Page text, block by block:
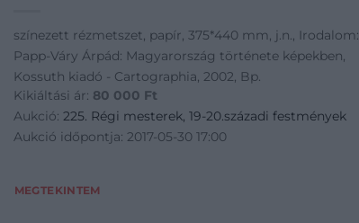
színezett rézmetszet, papír, 375*440 mm, j.n., Irodalom:
Papp-Váry Árpád: Magyarország története képekben,
Kossuth kiadó - Cartographia, 2002, Bp.
Kikiáltási ár: 80 000 Ft
Aukció: 225. Régi mesterek, 19-20.századi festmények
Aukció időpontja: 2017-05-30 17:00
MEGTEKINTEM